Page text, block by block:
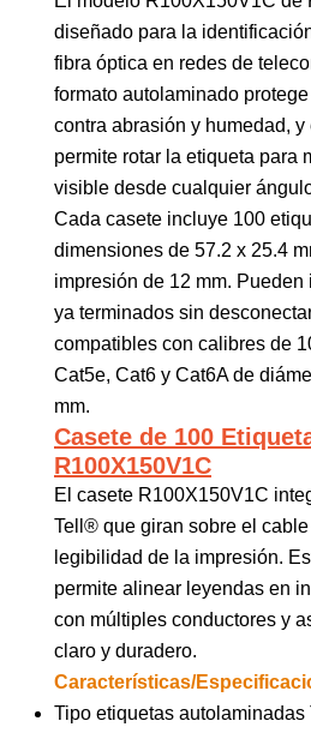
diseñado para la
fibra óptica en redes de
formato autolaminado
contra abrasión y humedad, y
permite rotar la etiqueta para
visible desde cualquier
Cada casete incluye 100
dimensiones de 57.2 x 25.4
impresión de 12 mm.
ya terminados sin
compatibles con calibres de
Cat5e, Cat6 y Cat6A de
mm.
Casete de 100
R100X150V1C
El casete R100X150V1C
Tell® que giran sobre el
legibilidad de la impresión.
permite alinear leyendas en
con múltiples conductores y
claro y duradero.
Características/
Tipo etiquetas autolaminadas